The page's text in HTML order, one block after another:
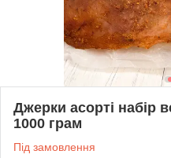
Джерки асорті набір
1000 грам
Під замовлення